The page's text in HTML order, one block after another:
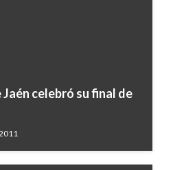
Jaén celebró su final de